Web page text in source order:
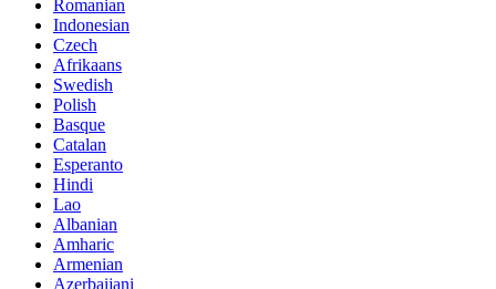
Romanian
Indonesian
Czech
Afrikaans
Swedish
Polish
Basque
Catalan
Esperanto
Hindi
Lao
Albanian
Amharic
Armenian
Azerbaijani